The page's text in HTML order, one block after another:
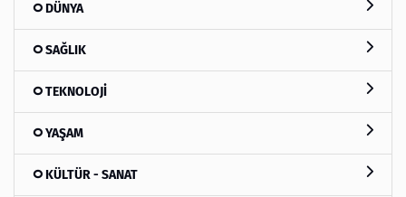
DÜNYA
SAĞLIK
TEKNOLOJİ
YAŞAM
KÜLTÜR - SANAT